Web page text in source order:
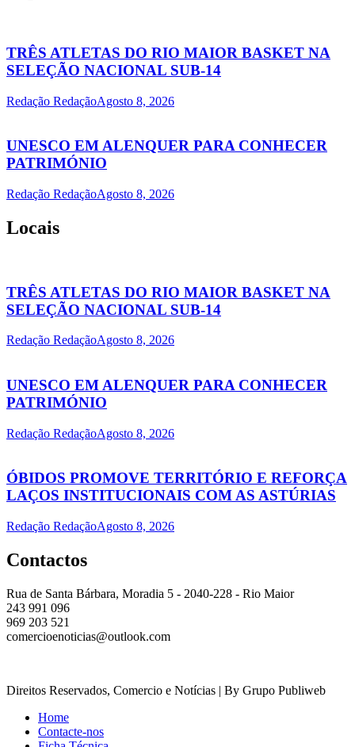
TRÊS ATLETAS DO RIO MAIOR BASKET NA
SELEÇÃO NACIONAL SUB-14
Redação RedaçãoAgosto 8, 2026
UNESCO EM ALENQUER PARA CONHECER
PATRIMÓNIO
Redação RedaçãoAgosto 8, 2026
Locais
TRÊS ATLETAS DO RIO MAIOR BASKET NA
SELEÇÃO NACIONAL SUB-14
Redação RedaçãoAgosto 8, 2026
UNESCO EM ALENQUER PARA CONHECER
PATRIMÓNIO
Redação RedaçãoAgosto 8, 2026
ÓBIDOS PROMOVE TERRITÓRIO E REFORÇA
LAÇOS INSTITUCIONAIS COM AS ASTÚRIAS
Redação RedaçãoAgosto 8, 2026
Contactos
Rua de Santa Bárbara, Moradia 5 - 2040-228 - Rio Maior
243 991 096
969 203 521
comercioenoticias@outlook.com
Direitos Reservados, Comercio e Notícias | By Grupo Publiweb
Home
Contacte-nos